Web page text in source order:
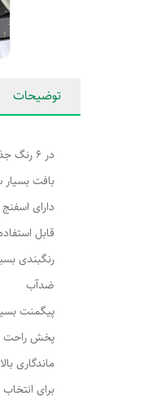
توضیحات
در 6 رنگ جذاب
بافت
دارای
قابل
رنگبندی
ضدآب
پیگمنت
پخش راحت
ماندگاری بالا
برای